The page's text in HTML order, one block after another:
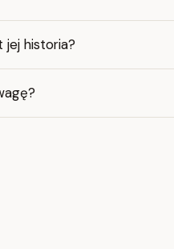
jej historia?